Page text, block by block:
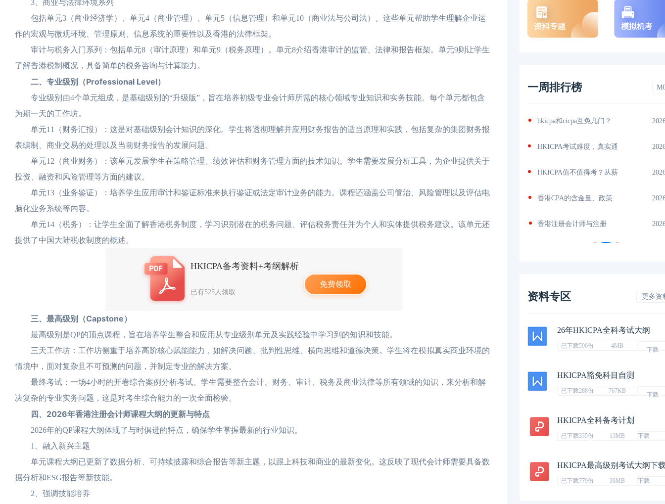
3、商业与法律环境系列
包括单元3（商业经济学）、单元4（商业管理）、单元5（信息管理）和单元10（商业法与公司法）。这些单元帮助学生理解企业运
作的宏观与微观环境、管理原则、信息系统的重要性以及香港的法律框架。
审计与税务入门系列：包括单元8（审计原理）和单元9（税务原理）。单元8介绍香港审计的监管、法律和报告框架。单元9则让学生
了解香港税制概况，具备简单的税务咨询与计算能力。
二、专业级别（Professional Level）
专业级别由4个单元组成，是基础级别的“升级版”，旨在培养初级专业会计师所需的核心领域专业知识和实务技能。每个单元都包含
为期一天的工作坊。
单元11（财务汇报）：这是对基础级别会计知识的深化。学生将透彻理解并应用财务报告的适当原理和实践，包括复杂的集团财务报
表编制、商业交易的处理以及当前财务报告的发展问题。
单元12（商业财务）：该单元发展学生在策略管理、绩效评估和财务管理方面的技术知识。学生需要发展分析工具，为企业提供关于
投资、融资和风险管理等方面的建议。
单元13（业务鉴证）：培养学生应用审计和鉴证标准来执行鉴证或法定审计业务的能力。课程还涵盖公司管治、风险管理以及评估电
脑化业务系统等内容。
单元14（税务）：让学生全面了解香港税务制度，学习识别潜在的税务问题、评估税务责任并为个人和实体提供税务建议。该单元还
提供了中国大陆税收制度的概述。
HKICPA备考资料+考纲解析
已有525人领取
免费领取
三、最高级别（Capstone）
最高级别是QP的顶点课程，旨在培养学生整合和应用从专业级别单元及实践经验中学习到的知识和技能。
三天工作坊：工作坊侧重于培养高阶核心赋能能力，如解决问题、批判性思维、横向思维和道德决策。学生将在模拟真实商业环境的
情境中，面对复杂且不可预测的问题，并制定专业的解决方案。
最终考试：一场4小时的开卷综合案例分析考试。学生需要整合会计、财务、审计、税务及商业法律等所有领域的知识，来分析和解
决复杂的专业实务问题，这是对考生综合能力的一次全面检验。
四、2026年香港注册会计师课程大纲的更新与特点
2026年的QP课程大纲体现了与时俱进的特点，确保学生掌握最新的行业知识。
1、融入新兴主题
单元课程大纲已更新了数据分析、可持续披露和综合报告等新主题，以跟上科技和商业的最新变化。这反映了现代会计师需要具备数
据分析和ESG报告等新技能。
2、强调技能培养
一周排行榜
香港注册会计师和国内 2026-07-08
香港注册会计师好考吗 2026-07-08
香港CPA的含金量、政策
香港注册会计师与注册
香港注册会计师含金量
HKICPA是什么证书？全面
香港CPA大陆认可吗？从
HKICPA难考还是CPA难？看
香港注册会计师难度大
资料专区 更多资
26年HKICPA全科考试大纲
已下载596份 4MB
下载
HKICPA豁免科目自测
已下载288份 767KB
下载
HKICPA全科备考计划
已下载335份 13MB 下载
HKICPA最高级别考试大纲下
已下载779份 36MB 下载